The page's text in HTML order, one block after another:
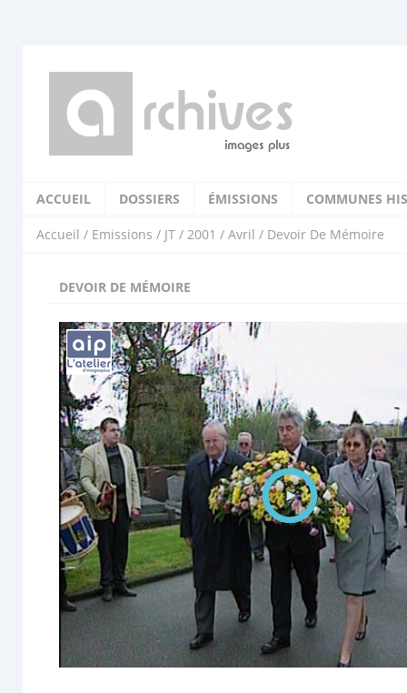
ACCUEIL DOSSIERS ÉMISSIONS COMMUNES
Accueil / Emissions / JT / 2001 / Avril / Devoir De Mémoire
DEVOIR DE MÉMOIRE